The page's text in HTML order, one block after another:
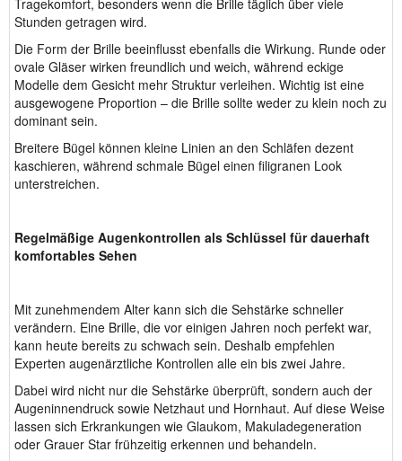
Tragekomfort, besonders wenn die Brille täglich über viele
Stunden getragen wird.
Die Form der Brille beeinflusst ebenfalls die Wirkung. Runde oder
ovale Gläser wirken freundlich und weich, während eckige
Modelle dem Gesicht mehr Struktur verleihen. Wichtig ist eine
ausgewogene Proportion – die Brille sollte weder zu klein noch zu
dominant sein.
Breitere Bügel können kleine Linien an den Schläfen dezent
kaschieren, während schmale Bügel einen filigranen Look
unterstreichen.
Regelmäßige Augenkontrollen als Schlüssel für dauerhaft
komfortables Sehen
Mit zunehmendem Alter kann sich die Sehstärke schneller
verändern. Eine Brille, die vor einigen Jahren noch perfekt war,
kann heute bereits zu schwach sein. Deshalb empfehlen
Experten augenärztliche Kontrollen alle ein bis zwei Jahre.
Dabei wird nicht nur die Sehstärke überprüft, sondern auch der
Augeninnendruck sowie Netzhaut und Hornhaut. Auf diese Weise
lassen sich Erkrankungen wie Glaukom, Makuladegeneration
oder Grauer Star frühzeitig erkennen und behandeln.